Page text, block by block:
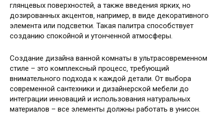
глянцевых поверхностей‚ а также введения ярких‚ но
дозированных акцентов‚ например‚ в виде декоративного
элемента или подсветки. Такая палитра способствует
созданию спокойной и утонченной атмосферы.
Создание дизайна ванной комнаты в ультрасовременном
стиле – это комплексный процесс‚ требующий
внимательного подхода к каждой детали. От выбора
современной сантехники и дизайнерской мебели до
интеграции инноваций и использования натуральных
материалов – все элементы должны работать в унисон.